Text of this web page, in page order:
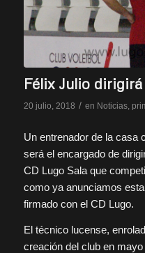
Félix Julio
20 julio, 2018 / en Noticias,
Un entrenador de la casa
será el encargado de
CD Lugo Sala que
como ya anunciamos
firmado con el CD Lugo.
El técnico lucense,
creación del club en